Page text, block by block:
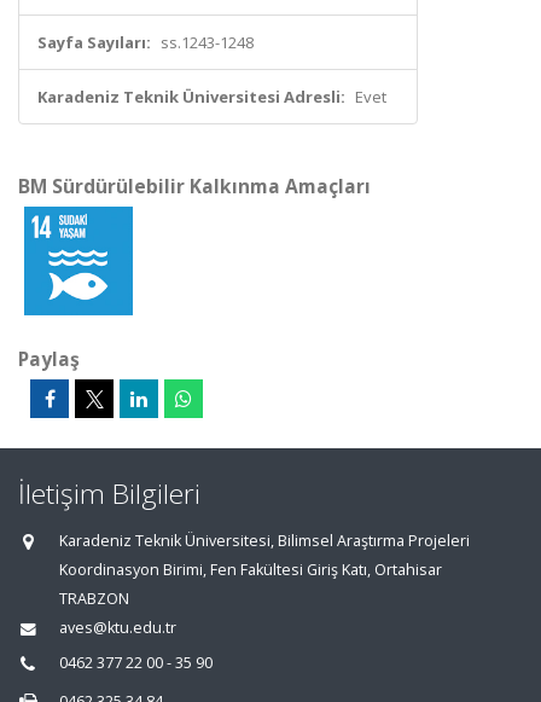
Sayfa Sayıları: ss.1243-1248
Karadeniz Teknik Üniversitesi Adresli: Evet
BM Sürdürülebilir Kalkınma Amaçları
Paylaş
İletişim Bilgileri
Karadeniz Teknik Üniversitesi, Bilimsel Araştırma Projeleri
Koordinasyon Birimi, Fen Fakültesi Giriş Katı, Ortahisar
TRABZON
aves@ktu.edu.tr
0462 377 22 00 - 35 90